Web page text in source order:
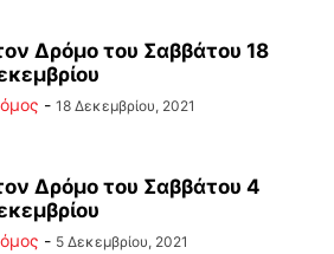
Δρόμο του Σαββάτου 18
- 18 Δεκεμβρίου, 2021
Δρόμο του Σαββάτου 4
- 5 Δεκεμβρίου, 2021